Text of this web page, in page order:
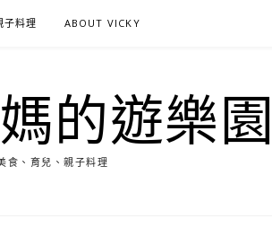
子料理 ABOUT VICKY
的遊樂園
食、育兒、親子料理